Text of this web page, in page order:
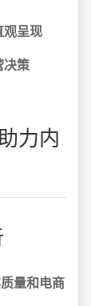
观呈现
决策
力内
量和电商